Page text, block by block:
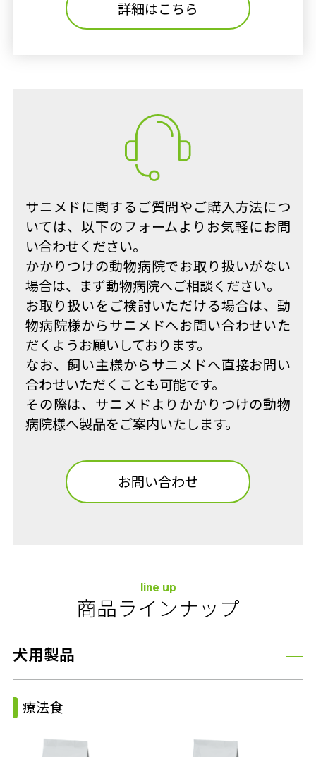
詳細はこちら
サニメドに関するご質問やご購入方法につ
いては、以下のフォームよりお気軽にお問
い合わせください。
かかりつけの動物病院でお取り扱いがない
場合は、まず動物病院へご相談ください。
お取り扱いをご検討いただける場合は、動
物病院様からサニメドへお問い合わせいた
だくようお願いしております。
なお、飼い主様からサニメドへ直接お問い
合わせいただくことも可能です。
その際は、サニメドよりかかりつけの動物
病院様へ製品をご案内いたします。
お問い合わせ
line up
商品ラインナップ
犬用製品
療法食